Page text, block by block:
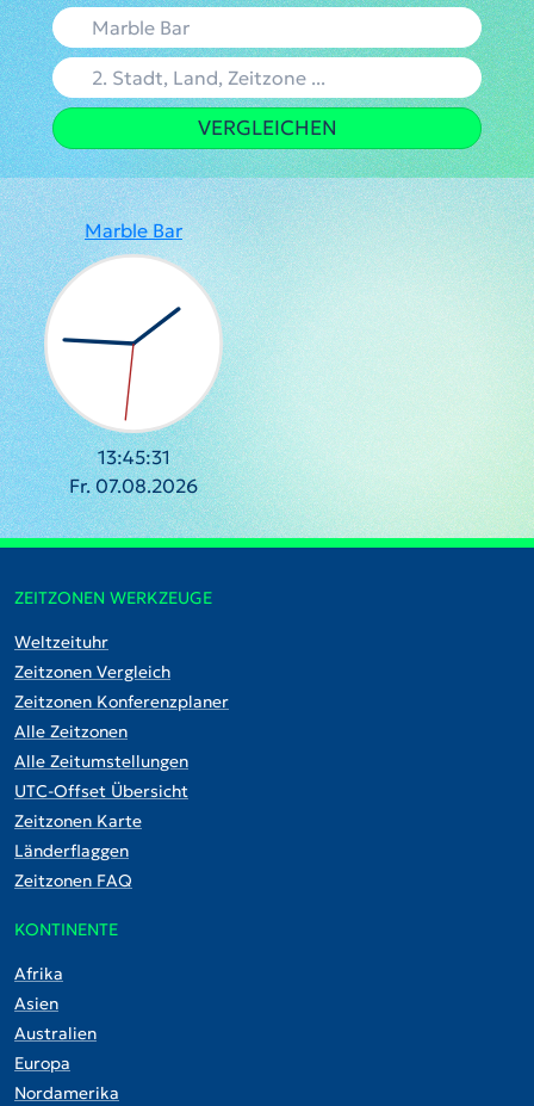
VERGLEICHEN
Marble Bar
13:45:32
Fr. 07.08.2026
ZEITZONEN WERKZEUGE
Weltzeituhr
Zeitzonen Vergleich
Zeitzonen Konferenzplaner
Alle Zeitzonen
Alle Zeitumstellungen
UTC-Offset Übersicht
Zeitzonen Karte
Länderflaggen
Zeitzonen FAQ
KONTINENTE
Afrika
Asien
Australien
Europa
Nordamerika